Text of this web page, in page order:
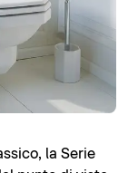
la Serie